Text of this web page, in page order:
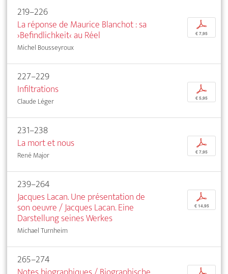
219–226
La réponse de Maurice Blanchot : sa
›Befindlichkeit‹ au Réel
Michel Bousseyroux
p
€ 7,95
227–229
Infiltrations
Claude Léger
p
€ 5,95
231–238
La mort et nous
René Major
p
€ 7,95
239–264
Jacques Lacan. Une présentation de
son oeuvre / Jacques Lacan. Eine
Darstellung seines Werkes
Michael Turnheim
p
€ 14,95
265–274